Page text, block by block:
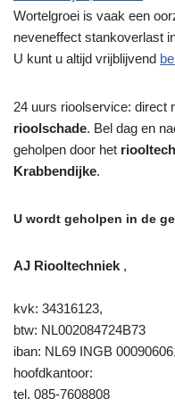
Wortelgroei is vaak een
neveneffect stankoverlast
U kunt u altijd vrijblijvend
24 uurs rioolservice: direct
rioolschade. Bel dag en
geholpen door het
Krabbendijke.
U wordt geholpen in de
AJ Riooltechniek ,
kvk: 34316123,
btw: NL002084724B73
iban: NL69 INGB
hoofdkantoor:
tel. 085-7608808